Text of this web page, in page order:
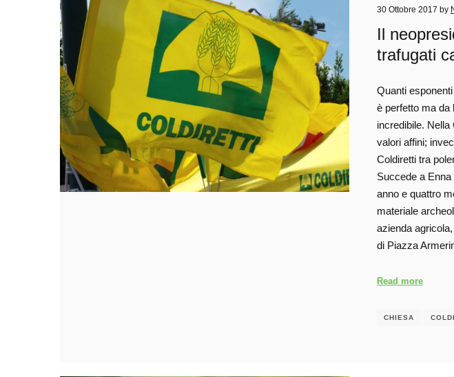
30 Ottobre 2017 by
Il
trafugati
Quanti
è perfetto ma da
incredibile.
valori affini;
Coldiretti tra
Succede a
anno e quattro
materiale
azienda
di Piazza
Read more
CHIESA